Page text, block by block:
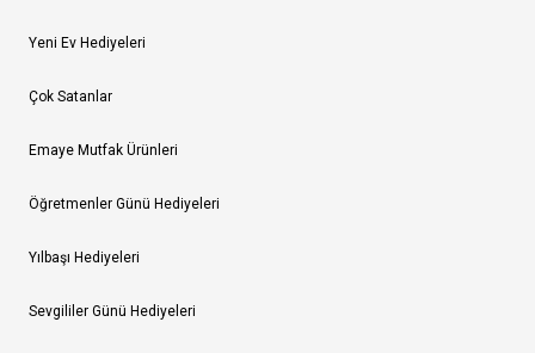
Yeni Ev Hediyeleri
Çok Satanlar
Emaye Mutfak Ürünleri
Öğretmenler Günü Hediyeleri
Yılbaşı Hediyeleri
Sevgililer Günü Hediyeleri